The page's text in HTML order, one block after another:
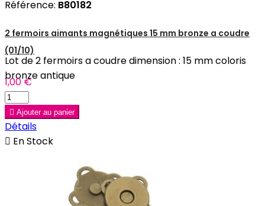
Référence: B80182
2 fermoirs aimants magnétiques 15 mm bronze a coudre
(01/10)
Lot de 2 fermoirs a coudre dimension : 15 mm coloris
bronze antique
1,00 €
 Ajouter au panier
Détails
 En Stock